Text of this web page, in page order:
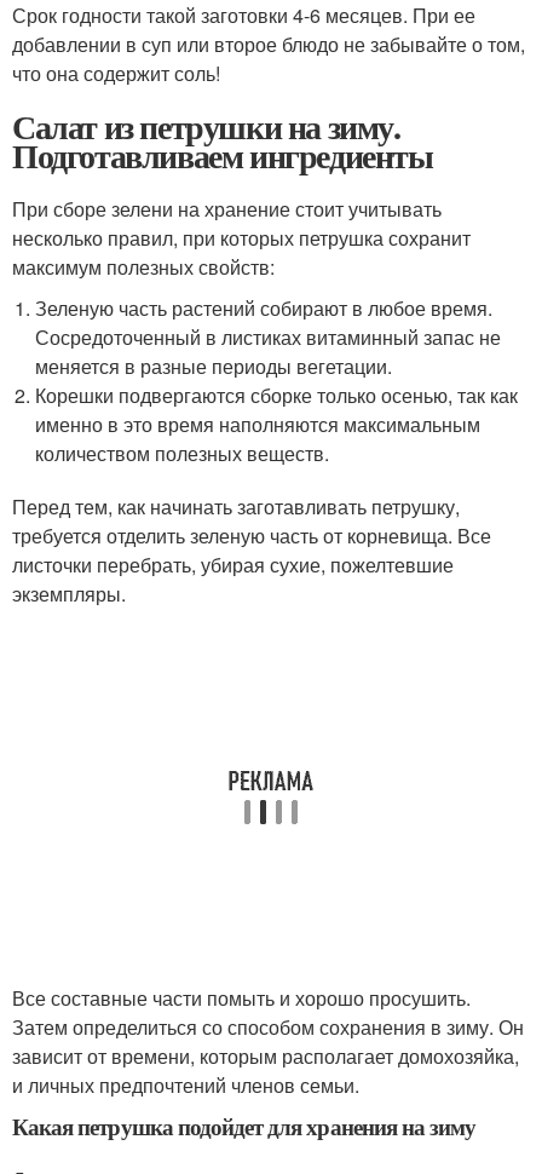
Срок годности такой заготовки 4-6 месяцев. При ее
добавлении в суп или второе блюдо не забывайте о том,
что она содержит соль!
Салат из петрушки на зиму.
Подготавливаем ингредиенты
При сборе зелени на хранение стоит учитывать
несколько правил, при которых петрушка сохранит
максимум полезных свойств:
Зеленую часть растений собирают в любое время.
Сосредоточенный в листиках витаминный запас не
меняется в разные периоды вегетации.
Корешки подвергаются сборке только осенью, так как
именно в это время наполняются максимальным
количеством полезных веществ.
Перед тем, как начинать заготавливать петрушку,
требуется отделить зеленую часть от корневища. Все
листочки перебрать, убирая сухие, пожелтевшие
экземпляры.
Все составные части помыть и хорошо просушить.
Затем определиться со способом сохранения в зиму. Он
зависит от времени, которым располагает домохозяйка,
и личных предпочтений членов семьи.
Какая петрушка подойдет для хранения на зиму